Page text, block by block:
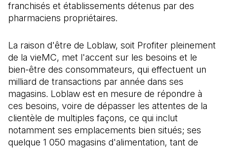
franchisés et établissements détenus par des
pharmaciens propriétaires.
La raison d'être de Loblaw, soit Profiter pleinement
de la vieMC, met l'accent sur les besoins et le
bien-être des consommateurs, qui effectuent un
milliard de transactions par année dans ses
magasins. Loblaw est en mesure de répondre à
ces besoins, voire de dépasser les attentes de la
clientèle de multiples façons, ce qui inclut
notamment ses emplacements bien situés; ses
quelque 1 050 magasins d'alimentation, tant de